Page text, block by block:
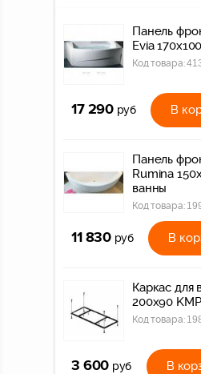
Панель
Evia
Код товара:
17 290 руб В
Панель
Rumina
ванны
Код товара:
11 830 руб В
Каркас для
200x90
Код товара:
3 600 руб В